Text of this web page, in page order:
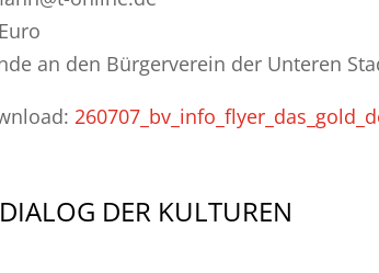
an den Bürgerverein der Unteren
DER KULTUREN